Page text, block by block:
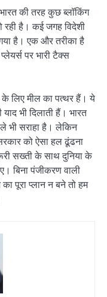
की तरह कुछ ब्लॉकिंग
रही है। कई जगह विदेशी
है। एक और तरीका है
पर भारी टैक्स
के लिए मील का पत्थर हैं। ये
भी दिलाती हैं। भारत
भी सराहा है। लेकिन
को ऐसा हल ढूंढना
सख्ती के साथ दुनिया के
बिना पंजीकरण वाली
पूरा प्लान न बने तो हम